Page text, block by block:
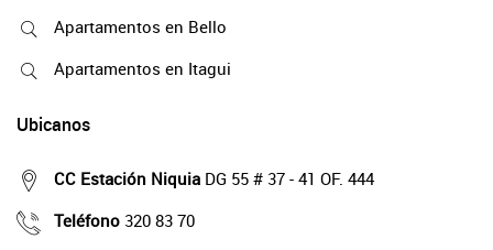
Apartamentos en Bello
Apartamentos en Itagui
Ubicanos
CC Estación Niquia DG 55 # 37 - 41 OF. 444
Teléfono 320 83 70